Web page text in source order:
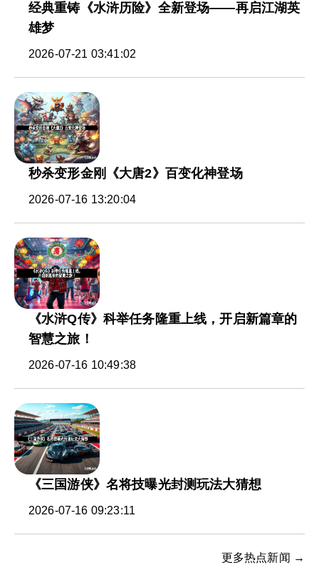
经典重铸《水浒历险》全新登场——再启江湖英
雄梦
2026-07-21 03:41:02
秒杀变形金刚《大唐2》百变化神登场
2026-07-16 13:20:04
《水浒Q传》科举任务隆重上线，开启新篇章的
智慧之旅！
2026-07-16 10:49:38
《三国游侠》名将技曝光封测玩法大猜想
2026-07-16 09:23:11
更多热点新闻 →